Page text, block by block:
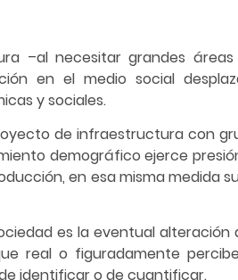
–al necesitar grandes áreas
en el medio social
y sociales.
de infraestructura con
demográfico ejerce
en esa misma medida
es la eventual alteración
real o figuradamente
identificar o de cuantificar.